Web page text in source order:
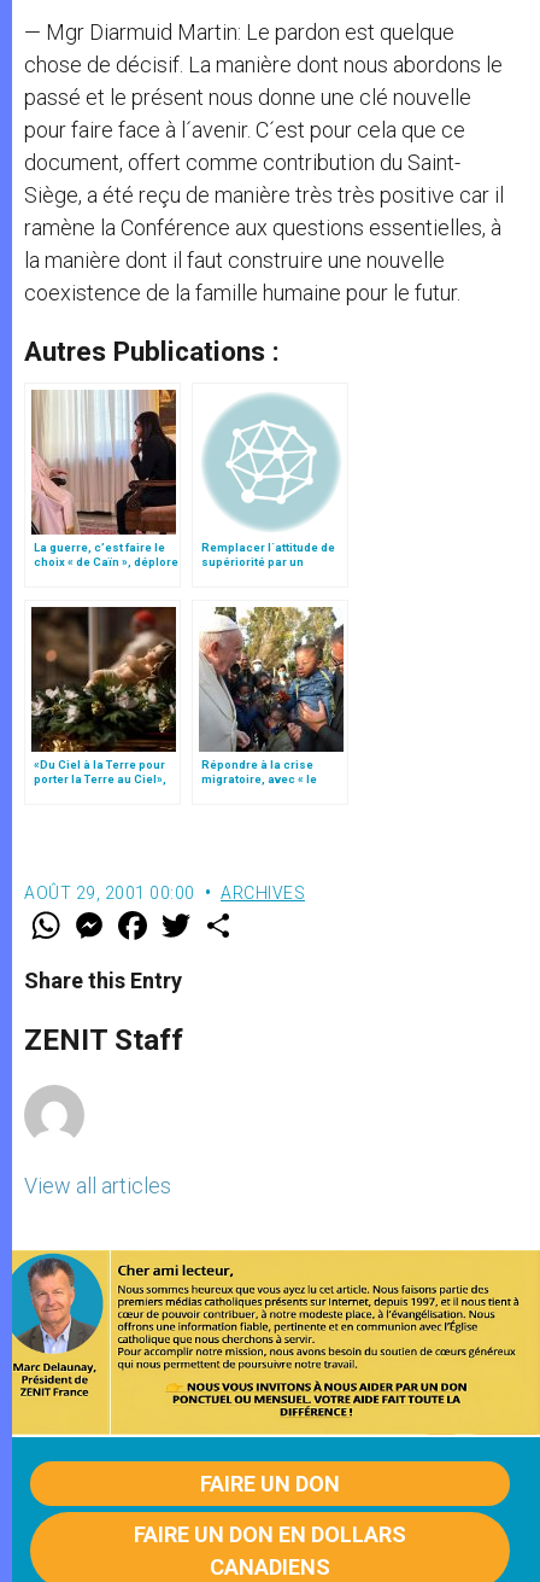
— Mgr Diarmuid Martin: Le pardon est quelque
chose de décisif. La manière dont nous abordons le
passé et le présent nous donne une clé nouvelle
pour faire face à l´avenir. C´est pour cela que ce
document, offert comme contribution du Saint-
Siège, a été reçu de manière très très positive car il
ramène la Conférence aux questions essentielles, à
la manière dont il faut construire une nouvelle
coexistence de la famille humaine pour le futur.
Autres Publications :
La guerre, c’est faire le
choix « de Caïn », déplore
Remplacer l´attitude de
supériorité par un
«Du Ciel à la Terre pour
porter la Terre au Ciel»,
Répondre à la crise
migratoire, avec « le
AOÛT 29, 2001 00:00 ARCHIVES
W
t
s
p
p
M
e
s
e
g
e
F
a
e
b
o
k
w
Share this Entry
ZENIT Staff
View all articles
FAIRE UN DON
FAIRE UN DON EN DOLLARS
CANADIENS